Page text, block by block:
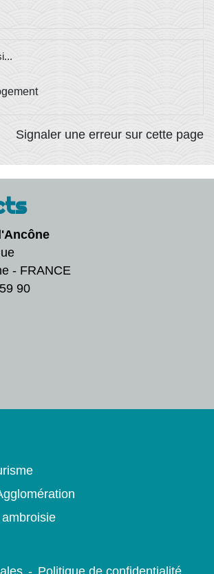
Signaler une erreur sur cette page
- FRANCE
90
- Politique de confidentialité